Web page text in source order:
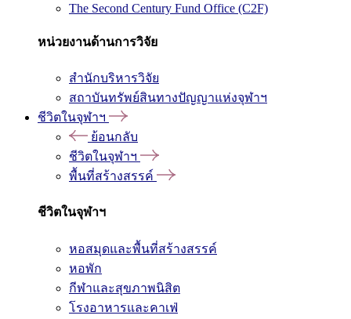
The Second Century Fund Office (C2F)
หน่วยงานด้านการวิจัย
สำนักบริหารวิจัย
สถาบันทรัพย์สินทางปัญญาแห่งจุฬาฯ
ชีวิตในจุฬาฯ
ย้อนกลับ
ชีวิตในจุฬาฯ
พื้นที่สร้างสรรค์
ชีวิตในจุฬาฯ
หอสมุดและพื้นที่สร้างสรรค์
หอพัก
กีฬาและสุขภาพนิสิต
โรงอาหารและคาเฟ่